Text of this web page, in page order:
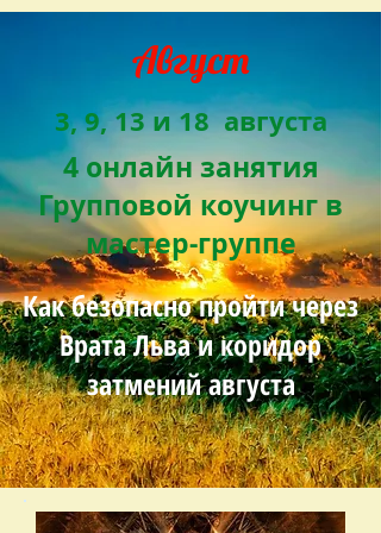
Август
3, 9, 13 и 18 августа
4 онлайн занятия
Групповой коучинг в
мастер-группе
Как безопасно пройти через
Врата Льва и коридор
затмений августа